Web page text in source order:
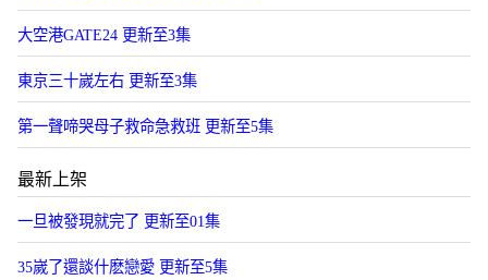
大空港GATE24 更新至3集
東京三十嵗左右 更新至3集
第一聲啼哭母子救命急救班 更新至5集
最新上架
一旦被發現就完了 更新至01集
35嵗了還談什麽戀愛 更新至5集